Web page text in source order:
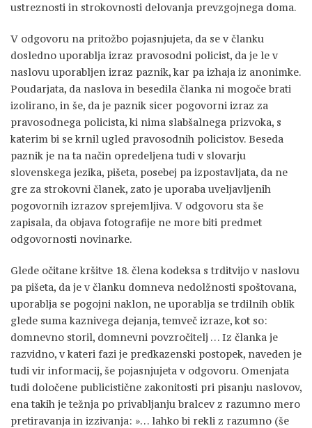
ustreznosti in strokovnosti delovanja prevzgojnega doma.
V odgovoru na pritožbo pojasnjujeta, da se v članku
dosledno uporablja izraz pravosodni policist, da je le v
naslovu uporabljen izraz paznik, kar pa izhaja iz anonimke.
Poudarjata, da naslova in besedila članka ni mogoče brati
izolirano, in še, da je paznik sicer pogovorni izraz za
pravosodnega policista, ki nima slabšalnega prizvoka, s
katerim bi se krnil ugled pravosodnih policistov. Beseda
paznik je na ta način opredeljena tudi v slovarju
slovenskega jezika, pišeta, posebej pa izpostavljata, da ne
gre za strokovni članek, zato je uporaba uveljavljenih
pogovornih izrazov sprejemljiva. V odgovoru sta še
zapisala, da objava fotografije ne more biti predmet
odgovornosti novinarke.
Glede očitane kršitve 18. člena kodeksa s trditvijo v naslovu
pa pišeta, da je v članku domneva nedolžnosti spoštovana,
uporablja se pogojni naklon, ne uporablja se trdilnih oblik
glede suma kaznivega dejanja, temveč izraze, kot so:
domnevno storil, domnevni povzročitelj … Iz članka je
razvidno, v kateri fazi je predkazenski postopek, naveden je
tudi vir informacij, še pojasnjujeta v odgovoru. Omenjata
tudi določene publicistične zakonitosti pri pisanju naslovov,
ena takih je težnja po privabljanju bralcev z razumno mero
pretiravanja in izzivanja: »… lahko bi rekli z razumno (še